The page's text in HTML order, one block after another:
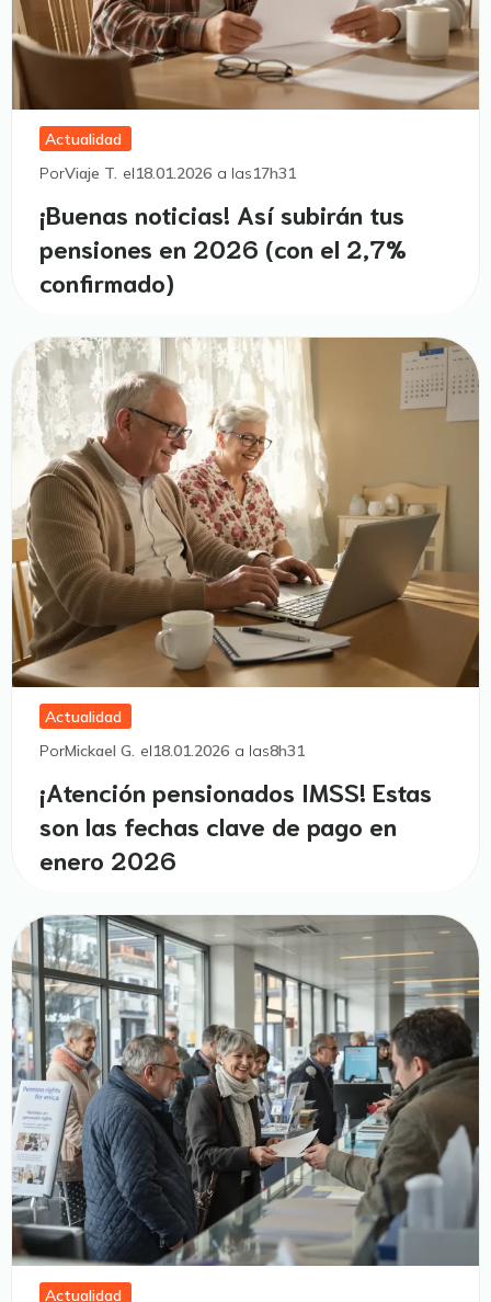
Actualidad
PorViaje T. el18.01.2026 a las17h31
¡Buenas noticias! Así subirán tus
pensiones en 2026 (con el 2,7%
confirmado)
Actualidad
PorMickael G. el18.01.2026 a las8h31
¡Atención pensionados IMSS! Estas
son las fechas clave de pago en
enero 2026
Actualidad